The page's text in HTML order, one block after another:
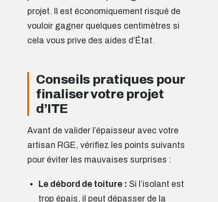
projet. Il est économiquement risqué de
vouloir gagner quelques centimètres si
cela vous prive des aides d’État.
Conseils pratiques pour
finaliser votre projet
d’ITE
Avant de valider l’épaisseur avec votre
artisan RGE, vérifiez les points suivants
pour éviter les mauvaises surprises :
Le débord de toiture : Si l’isolant est
trop épais, il peut dépasser de la